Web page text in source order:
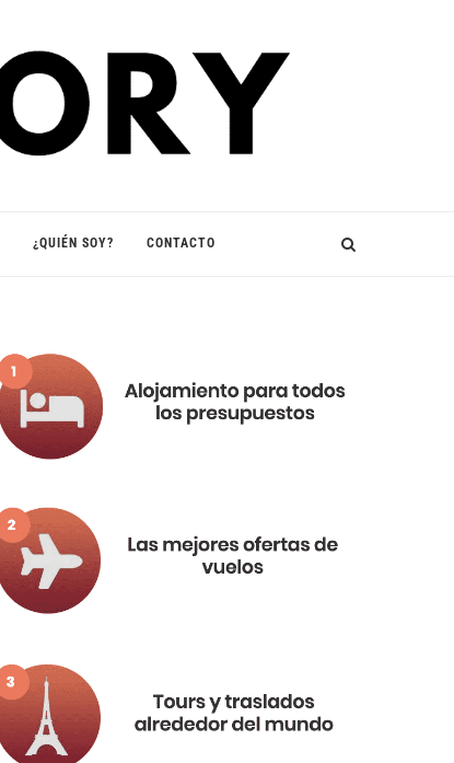
¿QUIÉN SOY? CONTACTO